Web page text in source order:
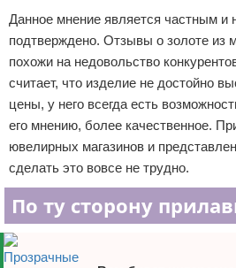
Данное мнение является частным и
подтверждено. Отзывы о золоте из
похожи на недовольство
считает, что изделие не достойно
цены, у него всегда есть
его мнению, более качественное.
ювелирных магазинов и
сделать это вовсе не трудно.
По ту сторону